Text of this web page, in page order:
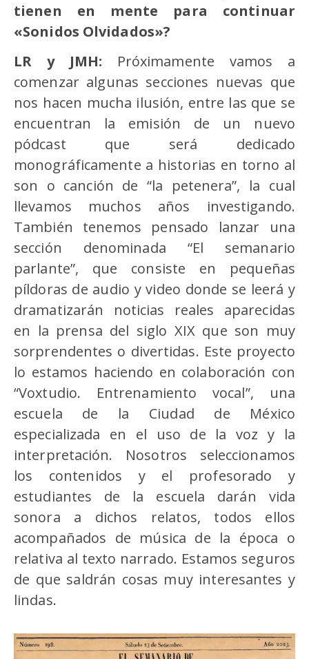
tienen en mente para continuar
«Sonidos Olvidados»?
LR y JMH: Próximamente vamos a
comenzar algunas secciones nuevas que
nos hacen mucha ilusión, entre las que se
encuentran la emisión de un nuevo
pódcast que será dedicado
monográficamente a historias en torno al
son o canción de “la petenera”, la cual
llevamos muchos años investigando.
También tenemos pensado lanzar una
sección denominada “El semanario
parlante”, que consiste en pequeñas
píldoras de audio y video donde se leerá y
dramatizarán noticias reales aparecidas
en la prensa del siglo XIX que son muy
sorprendentes o divertidas. Este proyecto
lo estamos haciendo en colaboración con
“Voxtudio. Entrenamiento vocal”, una
escuela de la Ciudad de México
especializada en el uso de la voz y la
interpretación. Nosotros seleccionamos
los contenidos y el profesorado y
estudiantes de la escuela darán vida
sonora a dichos relatos, todos ellos
acompañados de música de la época o
relativa al texto narrado. Estamos seguros
de que saldrán cosas muy interesantes y
lindas.